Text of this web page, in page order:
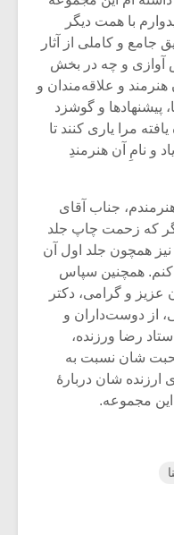
با همت دیگر
جامع و کاملی از آثار
آوازی و چه در بخش
و علاقه‌مندان و
پیشنهادها و گوشزد‌
مرا یاری کنند تا
و نامِ آن هنرمندِ
جناب آقای
که زحمت چاپ جلد
نیز همچون جلد اول آن
‏کنم. همچنین سپاس
عزیز و گرامی، دکتر
از دوست‌داران و
رضا ورزنده،
شان نسبت به
ارزنده ‏شان دربارۀ
مجموعه.